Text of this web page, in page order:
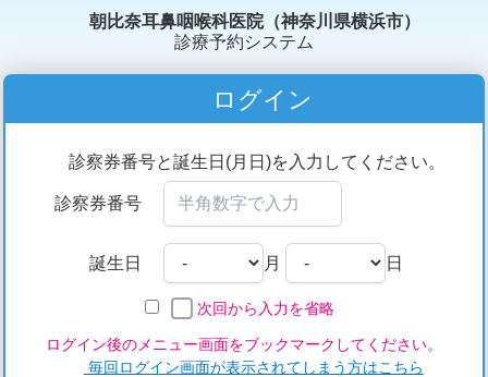
朝比奈耳鼻咽喉科医院（神奈川県横浜市）
診療予約システム
ログイン
診察券番号と誕生日(月日)を入力してください。
診察券番号
誕生日 月 日
次回から入力を省略
ログイン後のメニュー画面をブックマークしてください。
毎回ログイン画面が表示されてしまう方はこちら